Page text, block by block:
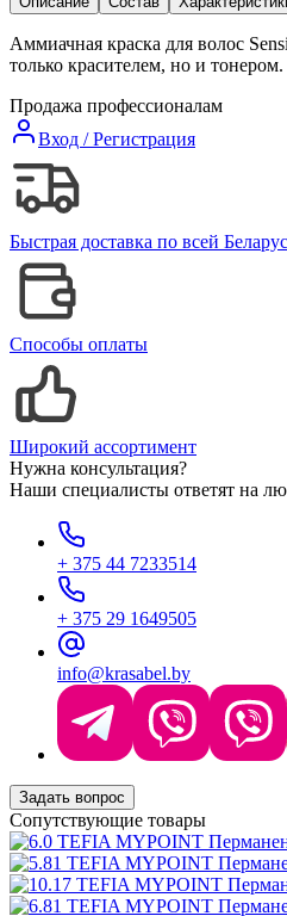
Аммиачная краска для волос
только красителем, но и
Продажа профессионалам
Вход / Регистрация
Быстрая доставка по всей
Способы оплаты
Широкий ассортимент
Нужна консультация?
Наши специалисты ответят на
+ 375 44 7233514
+ 375 29 1649505
info@krasabel.by
Задать вопрос
Сопутствующие товары